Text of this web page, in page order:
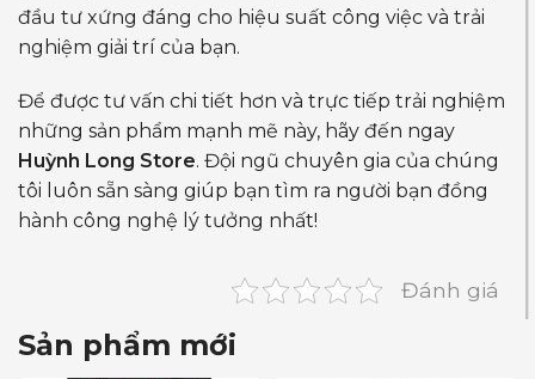
đầu tư xứng đáng cho hiệu suất công việc và trải
nghiệm giải trí của bạn.
Để được tư vấn chi tiết hơn và trực tiếp trải nghiệm
những sản phẩm mạnh mẽ này, hãy đến ngay
Huỳnh Long Store. Đội ngũ chuyên gia của chúng
tôi luôn sẵn sàng giúp bạn tìm ra người bạn đồng
hành công nghệ lý tưởng nhất!
Đánh giá
Sản phẩm mới